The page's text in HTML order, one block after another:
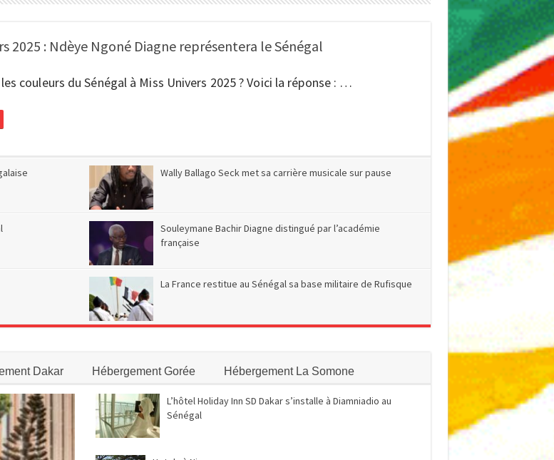
2025 : Ndèye Ngoné Diagne représentera le Sénégal
couleurs du Sénégal à Miss Univers 2025 ? Voici la réponse : …
Wally Ballago Seck met sa carrière musicale sur pause
Souleymane Bachir Diagne distingué par l’académie
française
La France restitue au Sénégal sa base militaire de Rufisque
Dakar Hébergement Gorée Hébergement La Somone
L’hôtel Holiday Inn SD Dakar s’installe à Diamniadio au
Sénégal